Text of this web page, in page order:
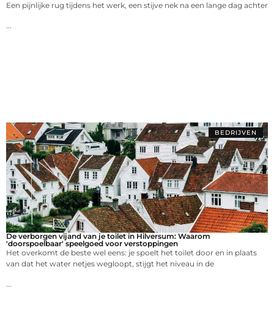
Een pijnlijke rug tijdens het werk, een stijve nek na een lange dag achter
BEDRIJVEN
De verborgen vijand van je toilet in Hilversum: Waarom
'doorspoelbaar' speelgoed voor verstoppingen
Het overkomt de beste wel eens: je spoelt het toilet door en in plaats
van dat het water netjes wegloopt, stijgt het niveau in de